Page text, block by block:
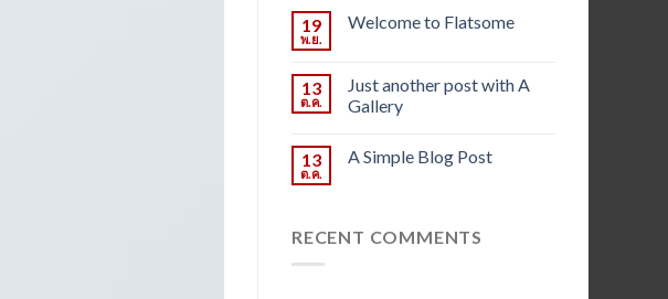
19
พ.ย.
Welcome to Flatsome
13
ต.ค.
Just another post with A
Gallery
13
ต.ค.
A Simple Blog Post
RECENT COMMENTS